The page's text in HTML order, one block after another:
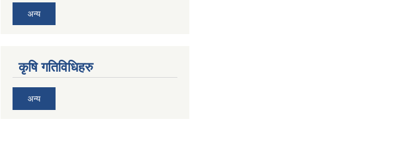
अन्य
कृषि गतिविधिहरु
अन्य